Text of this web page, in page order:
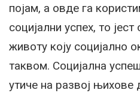
појам, а овде га
социјални успех, то
животу коју социјално
таквом. Социјална
утиче на развој њихове